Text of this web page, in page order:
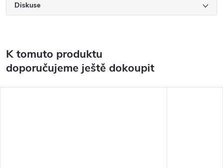
Diskuse
K tomuto produktu
doporučujeme ještě dokoupit